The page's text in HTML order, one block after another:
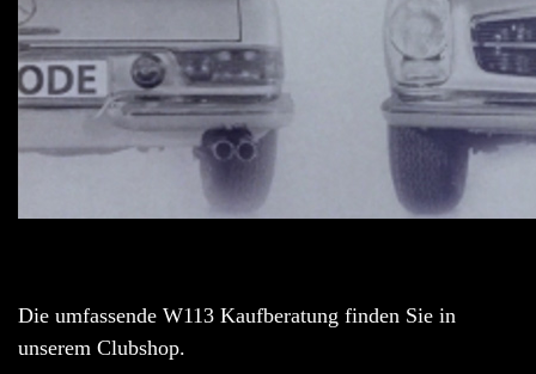
Die umfassende W113 Kaufberatung finden Sie in
unserem Clubshop.